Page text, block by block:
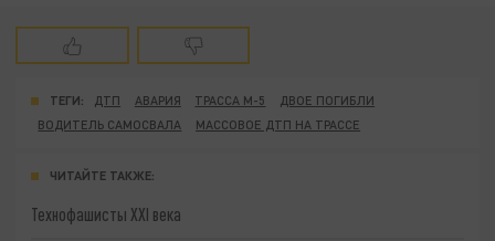
ТЕГИ: ДТП АВАРИЯ ТРАССА М-5
ДВОЕ ПОГИБЛИ
ВОДИТЕЛЬ САМОСВАЛА
МАССОВОЕ ДТП НА ТРАССЕ
ЧИТАЙТЕ ТАКЖЕ:
Технофашисты XXI века